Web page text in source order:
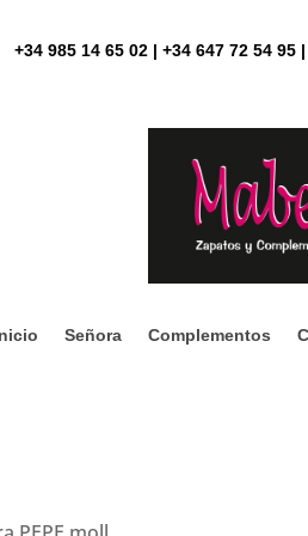
+34 985 14 65 02 | +34 647 72 54
Señora Complementos